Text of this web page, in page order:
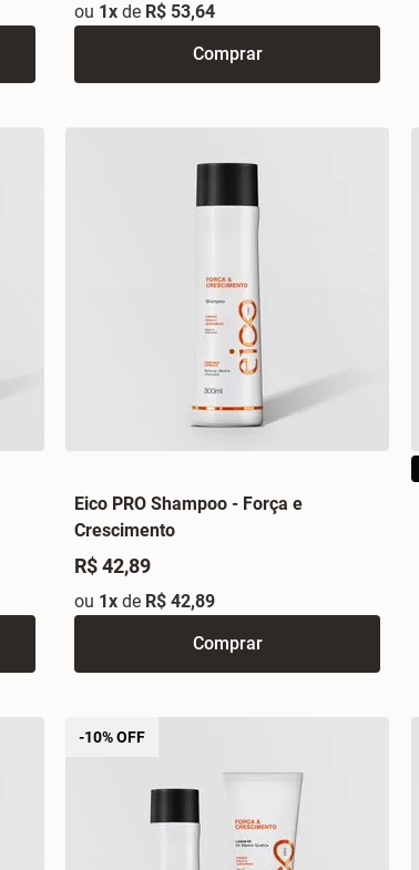
ou 1x de R$ 53,64
Comprar
Eico PRO Shampoo - Força e
Crescimento
R$ 42,89
ou 1x de R$ 42,89
Comprar
-10% OFF